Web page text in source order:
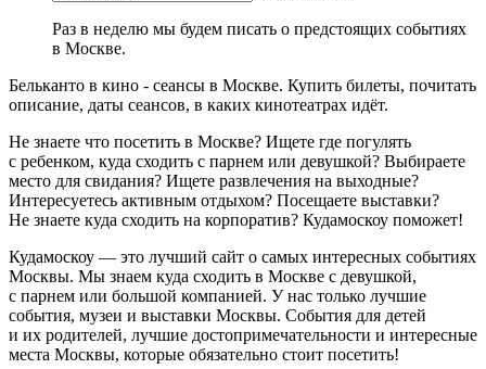
Раз в неделю мы будем писать о предстоящих событиях
в Москве.
Бельканто в кино - сеансы в Москве. Купить билеты, почитать
описание, даты сеансов, в каких кинотеатрах идёт.
Не знаете что посетить в Москве? Ищете где погулять
с ребенком, куда сходить с парнем или девушкой? Выбираете
место для свидания? Ищете развлечения на выходные?
Интересуетесь активным отдыхом? Посещаете выставки?
Не знаете куда сходить на корпоратив? Кудамоскоу поможет!
Кудамоскоу — это лучший сайт о самых интересных событиях
Москвы. Мы знаем куда сходить в Москве с девушкой,
с парнем или большой компанией. У нас только лучшие
события, музеи и выставки Москвы. События для детей
и их родителей, лучшие достопримечательности и интересные
места Москвы, которые обязательно стоит посетить!